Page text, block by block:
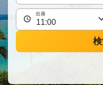
出発